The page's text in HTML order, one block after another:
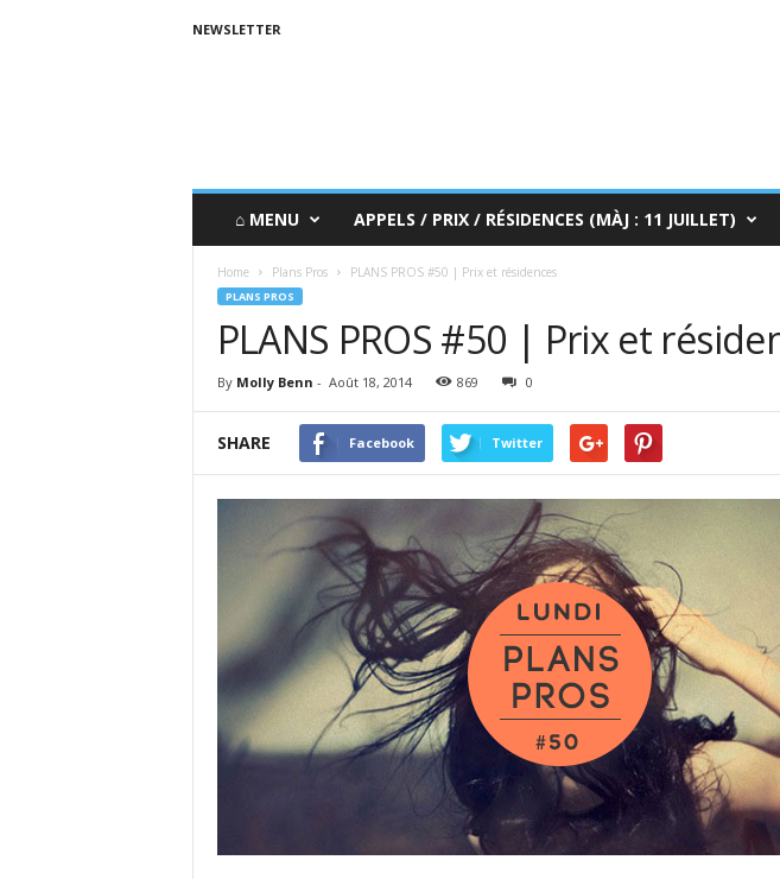
NEWSLETTER
⌂ MENU APPELS / PRIX / RÉSIDENCES (MÀJ : 11 JUILLET)
Home Plans Pros PLANS PROS #50 | Prix et résidences
PLANS PROS
PLANS PROS #50 | Prix et
By Molly Benn - Août 18, 2014 869 0
SHARE Facebook Twitter